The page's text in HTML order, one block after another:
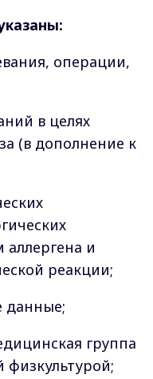
операции,
в целях
(в дополнение к
аллергена и
реакции;
данные;
группа
физкультурой;